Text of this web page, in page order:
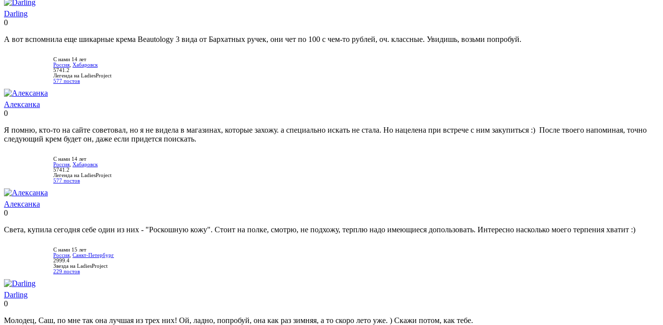
Darling
0
А вот вспомнила еще шикарные крема Beautology 3 вида от Бархатных ручек, они чет по 100 с чем-то рублей, оч. классные. Увидишь, возьми попробуй.
С нами 14 лет
Россия Хабаровск
5741.2
Легенда на LadiesProject
577 постов
Алексанка
0
Я помню, кто-то на сайте советовал, но я не видела в магазинах, которые захожу. а специально искать не стала. Но нацелена при встрече с ним закупиться :) После твоего напоминая, точно
следующий крем будет он, даже если придется поискать.
С нами 14 лет
Россия Хабаровск
5741.2
Легенда на LadiesProject
577 постов
Алексанка
0
Света, купила сегодня себе один из них - "Роскошную кожу". Стоит на полке, смотрю, не подхожу, терплю надо имеющиеся допользовать. Интересно насколько моего терпения хватит :)
С нами 15 лет
Россия Санкт-Петербург
2999.4
Звезда на LadiesProject
229 постов
Darling
0
Молодец, Саш, по мне так она лучшая из трех них! Ой, ладно, попробуй, она как раз зимняя, а то скоро лето уже. ) Скажи потом, как тебе.